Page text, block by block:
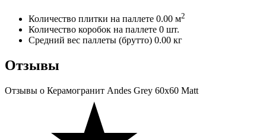
Количество плитки на паллете 0.00 м2
Количество коробок на паллете 0 шт.
Средний вес паллеты (брутто) 0.00 кг
Отзывы
Отзывы о Керамогранит Andes Grey 60х60 Matt